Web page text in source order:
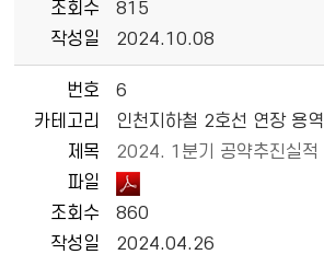
조회수
815
작성일
2024.10.08
번호
6
카테고리
인천지하철 2호선 연장 용역
제목
2024. 1분기 공약추진실적
파일
조회수
860
작성일
2024.04.26